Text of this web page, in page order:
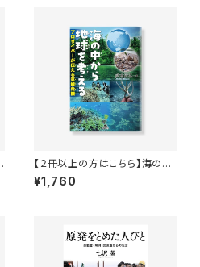
【２冊以上の方はこちら】海の中
から地球を考える
¥1,760